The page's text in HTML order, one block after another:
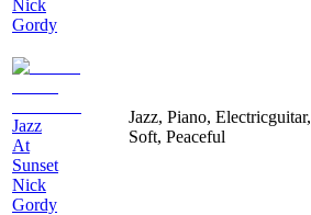
Nick
Gordy
Jazz
At
Sunset
Nick
Gordy
Jazz, Piano, Electricguitar,
Soft, Peaceful